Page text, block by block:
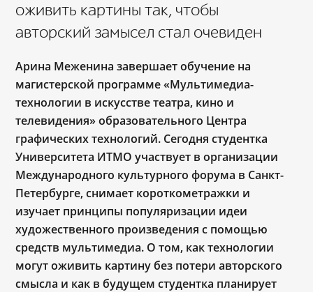
оживить картины так, чтобы
авторский замысел стал очевиден
Арина Меженина завершает обучение на
магистерской программе «Мультимедиа-
технологии в искусстве театра, кино и
телевидения» образовательного Центра
графических технологий. Сегодня студентка
Университета ИТМО участвует в организации
Международного культурного форума в Санкт-
Петербурге, снимает короткометражки и
изучает принципы популяризации идеи
художественного произведения с помощью
средств мультимедиа. О том, как технологии
могут оживить картину без потери авторского
смысла и как в будущем студентка планирует